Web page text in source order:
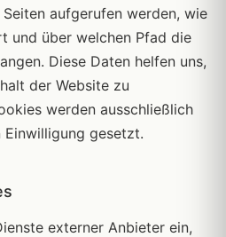
aufgerufen werden, wie
und über welchen Pfad die
Diese Daten helfen uns,
der Website zu
werden ausschließlich
gesetzt.
externer Anbieter ein,